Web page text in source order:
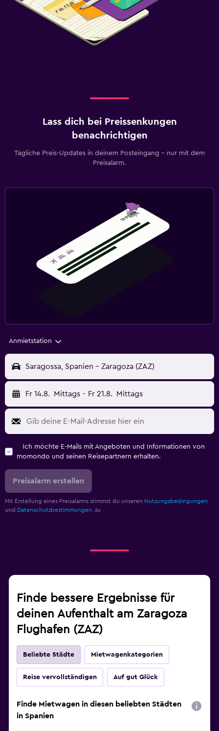
Lass dich bei Preissenkungen
benachrichtigen
Tägliche Preis-Updates in deinem Posteingang – nur mit dem
Preisalarm.
Anmietstation
Saragossa, Spanien - Zaragoza (ZAZ)
Fr 14.8. Mittags - Fr 21.8. Mittags
Ich möchte E-Mails mit Angeboten und Informationen von
momondo und seinen Reisepartnern erhalten.
Preisalarm erstellen
Mit Erstellung eines Preisalarms stimmst du unseren Nutzungsbedingungen
und Datenschutzbestimmungen. zu
Finde bessere Ergebnisse für
deinen Aufenthalt am Zaragoza
Flughafen (ZAZ)
Beliebte Städte Mietwagenkategorien
Reise vervollständigen Auf gut Glück
Finde Mietwagen in diesen beliebten Städten
in Spanien